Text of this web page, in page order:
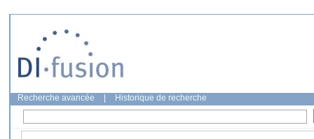
Recherche avancée Historique de recherche